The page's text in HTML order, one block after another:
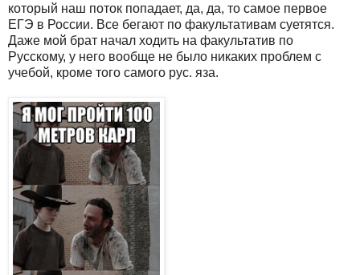
который наш поток попадает, да, да, то самое первое
ЕГЭ в России. Все бегают по факультативам суетятся.
Даже мой брат начал ходить на факультатив по
Русскому, у него вообще не было никаких проблем с
учебой, кроме того самого рус. яза.